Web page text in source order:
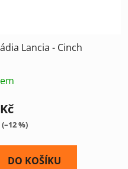
Lancia - Cinch
(–12 %)
DO KOŠÍKU